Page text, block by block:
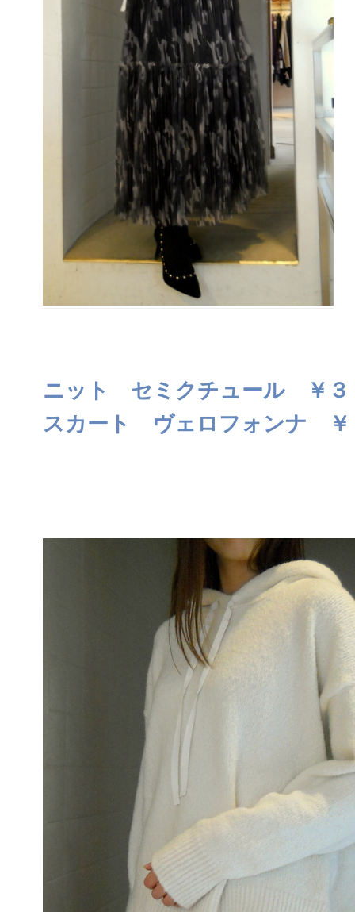
ニット セミクチュール ￥３
スカート ヴェロフォンナ ￥